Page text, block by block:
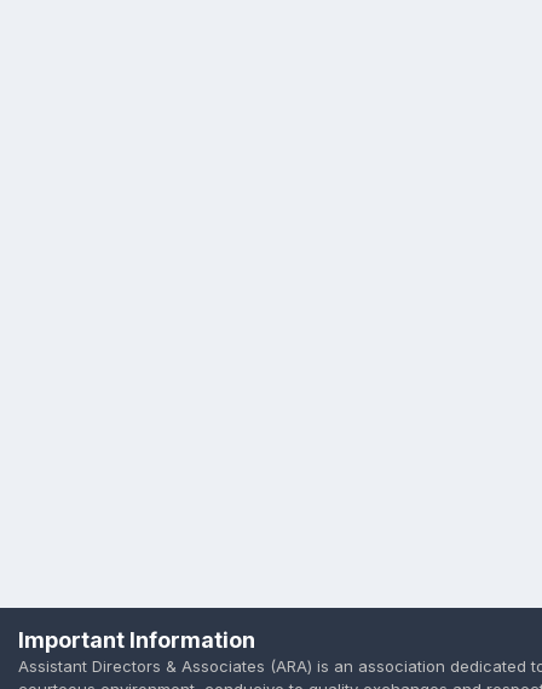
Important Information
Assistant Directors & Associates (ARA) is an association